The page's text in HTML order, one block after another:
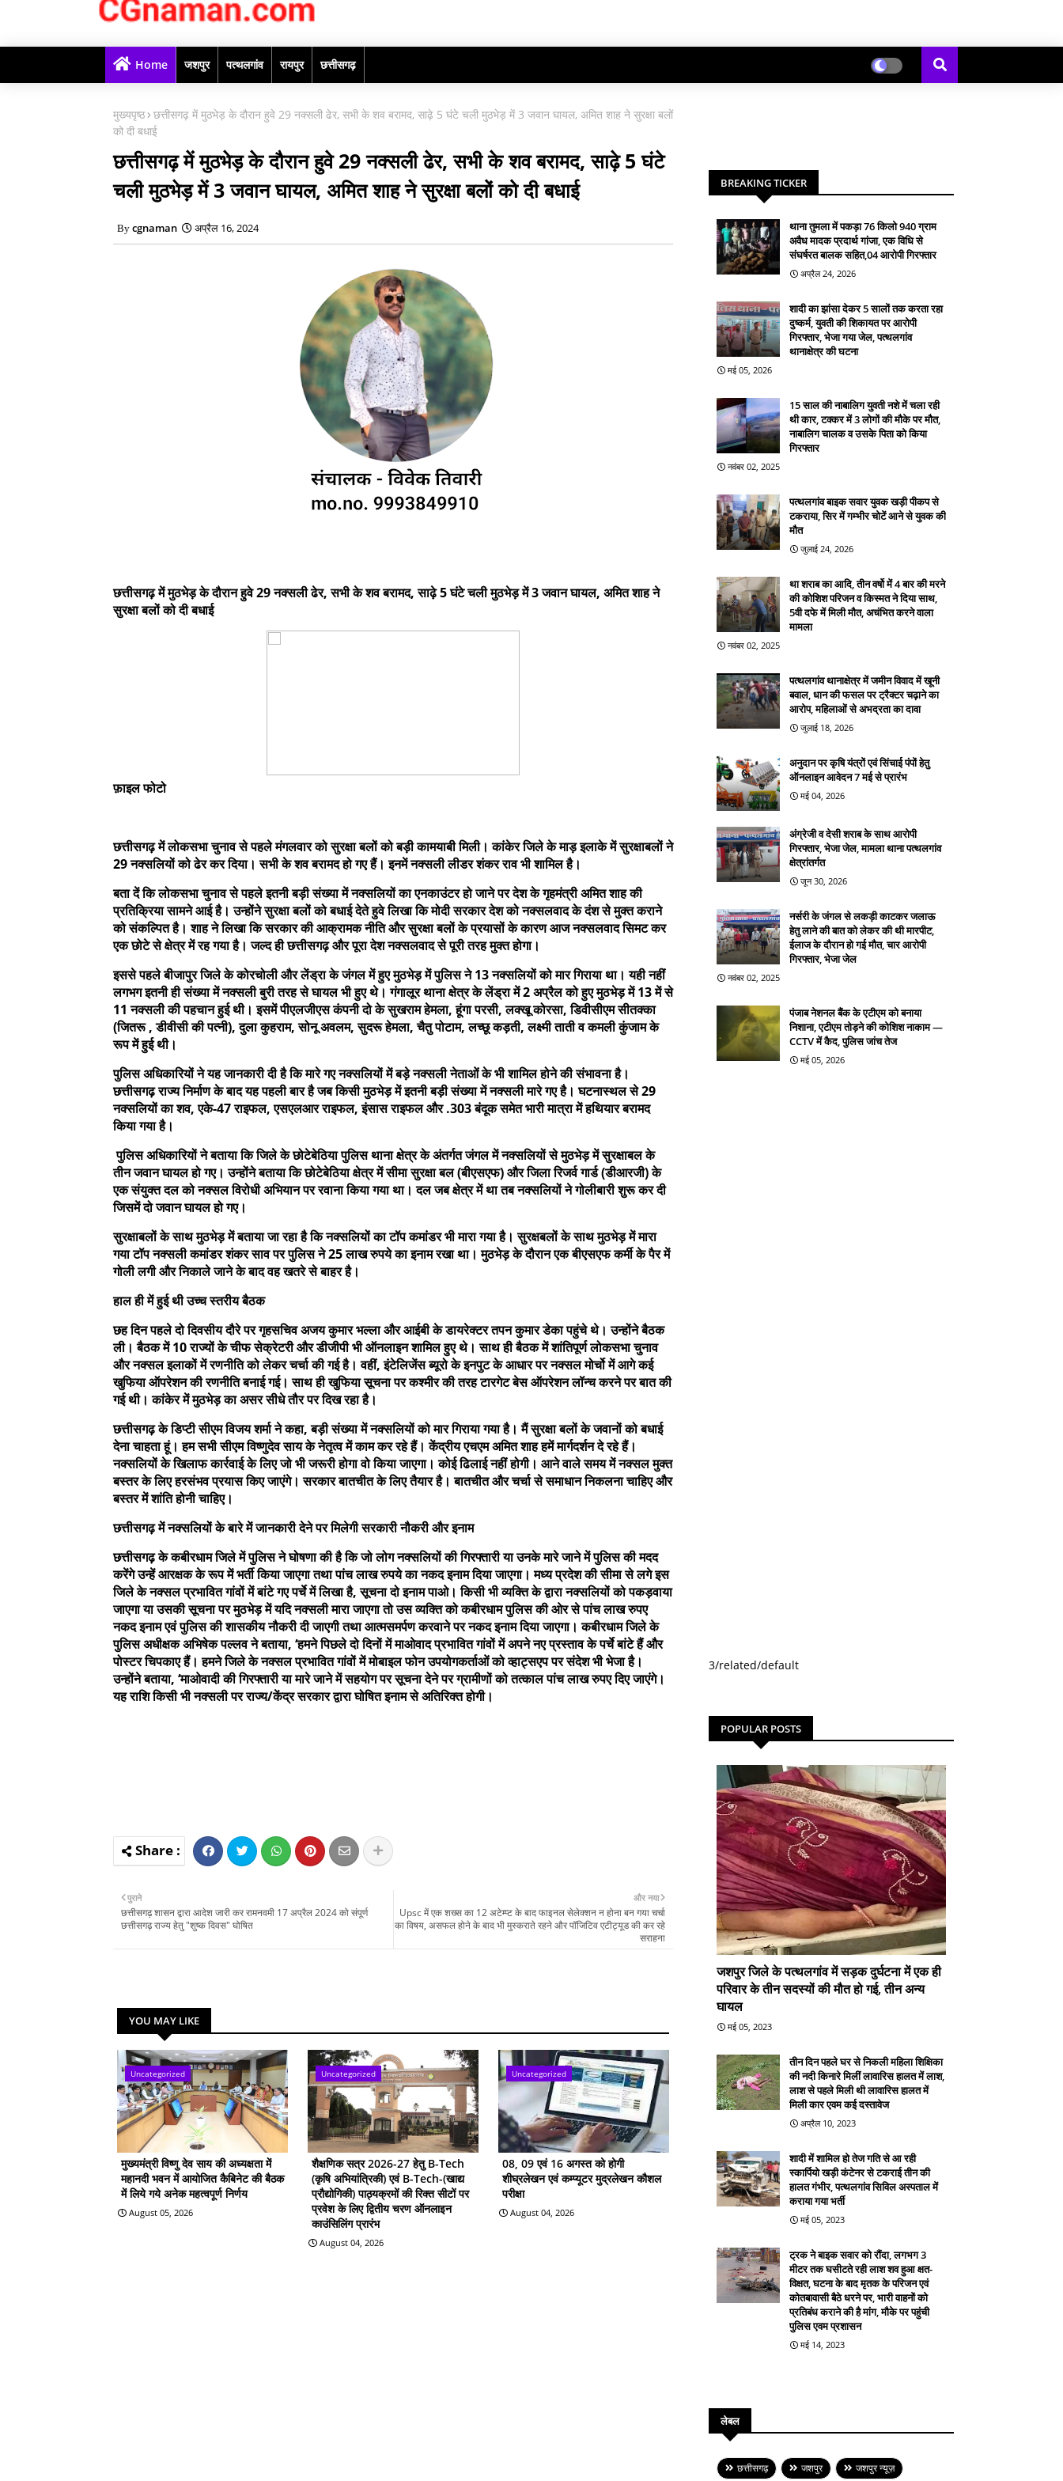
Home जशपुर पत्थलगांव रायपुर छत्तीसगढ़
मुख्यपृष्ठ छत्तीसगढ़ में मुठभेड़ के दौरान हुवे 29 नक्सली ढेर, सभी के शव बरामद, साढ़े 5 घंटे चली मुठभेड़ में 3 जवान घायल, अमित शाह ने सुरक्षा बलों
को दी बधाई
छत्तीसगढ़ में मुठभेड़ के दौरान हुवे 29 नक्सली ढेर, सभी के शव बरामद, साढ़े 5 घंटे
चली मुठभेड़ में 3 जवान घायल, अमित शाह ने सुरक्षा बलों को दी बधाई
cgnaman अप्रैल 16, 2024
छत्तीसगढ़ में मुठभेड़ के दौरान हुवे 29 नक्सली ढेर, सभी के शव बरामद, साढ़े 5 घंटे चली मुठभेड़ में 3 जवान घायल, अमित शाह ने
सुरक्षा बलों को दी बधाई
फ़ाइल फोटो
छत्तीसगढ़ में लोकसभा चुनाव से पहले मंगलवार को सुरक्षा बलों को बड़ी कामयाबी मिली। कांकेर जिले के माड़ इलाके में सुरक्षाबलों ने
29 नक्सलियों को ढेर कर दिया। सभी के शव बरामद हो गए हैं। इनमें नक्सली लीडर शंकर राव भी शामिल है।
बता दें कि लोकसभा चुनाव से पहले इतनी बड़ी संख्या में नक्सलियों का एनकाउंटर हो जाने पर देश के गृहमंत्री अमित शाह की
प्रतिक्रिया सामने आई है। उन्होंने सुरक्षा बलों को बधाई देते हुवे लिखा कि मोदी सरकार देश को नक्सलवाद के दंश से मुक्त कराने
को संकल्पित है। शाह ने लिखा कि सरकार की आक्रामक नीति और सुरक्षा बलों के प्रयासों के कारण आज नक्सलवाद सिमट कर
एक छोटे से क्षेत्र में रह गया है। जल्द ही छत्तीसगढ़ और पूरा देश नक्सलवाद से पूरी तरह मुक्त होगा।
इससे पहले बीजापुर जिले के कोरचोली और लेंड्रा के जंगल में हुए मुठभेड़ में पुलिस ने 13 नक्सलियों को मार गिराया था। यही नहीं
लगभग इतनी ही संख्या में नक्सली बुरी तरह से घायल भी हुए थे। गंगालूर थाना क्षेत्र के लेंड्रा में 2 अप्रैल को हुए मुठभेड़ में 13 में से
11 नक्सली की पहचान हुई थी। इसमें पीएलजीएस कंपनी दो के सुखराम हेमला, हूंगा परसी, लक्खू कोरसा, डिवीसीएम सीतक्का
(जितरू , डीवीसी की पत्नी), दुला कुहराम, सोनू अवलम, सुदरू हेमला, चैतु पोटाम, लच्छू कड़ती, लक्ष्मी ताती व कमली कुंजाम के
रूप में हुई थी।
पुलिस अधिकारियों ने यह जानकारी दी है कि मारे गए नक्सलियों में बड़े नक्सली नेताओं के भी शामिल होने की संभावना है।
छत्तीसगढ़ राज्य निर्माण के बाद यह पहली बार है जब किसी मुठभेड़ में इतनी बड़ी संख्या में नक्सली मारे गए है। घटनास्थल से 29
नक्सलियों का शव, एके-47 राइफल, एसएलआर राइफल, इंसास राइफल और .303 बंदूक समेत भारी मात्रा में हथियार बरामद
किया गया है।
पुलिस अधिकारियों ने बताया कि जिले के छोटेबेठिया पुलिस थाना क्षेत्र के अंतर्गत जंगल में नक्सलियों से मुठभेड़ में सुरक्षाबल के
तीन जवान घायल हो गए। उन्होंने बताया कि छोटेबेठिया क्षेत्र में सीमा सुरक्षा बल (बीएसएफ) और जिला रिजर्व गार्ड (डीआरजी) के
एक संयुक्त दल को नक्सल विरोधी अभियान पर रवाना किया गया था। दल जब क्षेत्र में था तब नक्सलियों ने गोलीबारी शुरू कर दी
जिसमें दो जवान घायल हो गए।
सुरक्षाबलों के साथ मुठभेड़ में बताया जा रहा है कि नक्सलियों का टॉप कमांडर भी मारा गया है। सुरक्षबलों के साथ मुठभेड़ में मारा
गया टॉप नक्सली कमांडर शंकर साव पर पुलिस ने 25 लाख रुपये का इनाम रखा था। मुठभेड़ के दौरान एक बीएसएफ कर्मी के पैर में
गोली लगी और निकाले जाने के बाद वह खतरे से बाहर है।
हाल ही में हुई थी उच्च स्तरीय बैठक
छह दिन पहले दो दिवसीय दौरे पर गृहसचिव अजय कुमार भल्ला और आईबी के डायरेक्टर तपन कुमार डेका पहुंचे थे। उन्होंने बैठक
ली। बैठक में 10 राज्यों के चीफ सेक्रेटरी और डीजीपी भी ऑनलाइन शामिल हुए थे। साथ ही बैठक में शांतिपूर्ण लोकसभा चुनाव
और नक्सल इलाकों में रणनीति को लेकर चर्चा की गई है। वहीं, इंटेलिजेंस ब्यूरो के इनपुट के आधार पर नक्सल मोर्चो में आगे कई
खुफिया ऑपरेशन की रणनीति बनाई गई। साथ ही खुफिया सूचना पर कश्मीर की तरह टारगेट बेस ऑपरेशन लॉन्च करने पर बात की
गई थी। कांकेर में मुठभेड़ का असर सीधे तौर पर दिख रहा है।
छत्तीसगढ़ के डिप्टी सीएम विजय शर्मा ने कहा, बड़ी संख्या में नक्सलियों को मार गिराया गया है। मैं सुरक्षा बलों के जवानों को बधाई
देना चाहता हूं। हम सभी सीएम विष्णुदेव साय के नेतृत्व में काम कर रहे हैं। केंद्रीय एचएम अमित शाह हमें मार्गदर्शन दे रहे हैं।
नक्सलियों के खिलाफ कार्रवाई के लिए जो भी जरूरी होगा वो किया जाएगा। कोई ढिलाई नहीं होगी। आने वाले समय में नक्सल मुक्त
बस्तर के लिए हरसंभव प्रयास किए जाएंगे। सरकार बातचीत के लिए तैयार है। बातचीत और चर्चा से समाधान निकलना चाहिए और
बस्तर में शांति होनी चाहिए।
छत्तीसगढ़ में नक्सलियों के बारे में जानकारी देने पर मिलेगी सरकारी नौकरी और इनाम
छत्तीसगढ़ के कबीरधाम जिले में पुलिस ने घोषणा की है कि जो लोग नक्सलियों की गिरफ्तारी या उनके मारे जाने में पुलिस की मदद
करेंगे उन्हें आरक्षक के रूप में भर्ती किया जाएगा तथा पांच लाख रुपये का नकद इनाम दिया जाएगा। मध्य प्रदेश की सीमा से लगे इस
जिले के नक्सल प्रभावित गांवों में बांटे गए पर्चे में लिखा है, सूचना दो इनाम पाओ। किसी भी व्यक्ति के द्वारा नक्सलियों को पकड़वाया
जाएगा या उसकी सूचना पर मुठभेड़ में यदि नक्सली मारा जाएगा तो उस व्यक्ति को कबीरधाम पुलिस की ओर से पांच लाख रुपए
नकद इनाम एवं पुलिस की शासकीय नौकरी दी जाएगी तथा आत्मसमर्पण करवाने पर नकद इनाम दिया जाएगा। कबीरधाम जिले के
पुलिस अधीक्षक अभिषेक पल्लव ने बताया, ‘हमने पिछले दो दिनों में माओवाद प्रभावित गांवों में अपने नए प्रस्ताव के पर्चे बांटे हैं और
पोस्टर चिपकाए हैं। हमने जिले के नक्सल प्रभावित गांवों में मोबाइल फोन उपयोगकर्ताओं को व्हाट्सएप पर संदेश भी भेजा है।
उन्होंने बताया, ‘माओवादी की गिरफ्तारी या मारे जाने में सहयोग पर सूचना देने पर ग्रामीणों को तत्काल पांच लाख रुपए दिए जाएंगे।
यह राशि किसी भी नक्सली पर राज्य/केंद्र सरकार द्वारा घोषित इनाम से अतिरिक्त होगी।
और नया
Upsc में एक शख्स का 12 अटेम्प्ट के बाद फाइनल सेलेक्शन न होना बन गया चर्चा
का विषय, असफल होने के बाद भी मुस्कराते रहने और पॉजिटिव एटीट्यूड की कर रहे
सराहना
पुराने
छत्तीसगढ़ शासन द्वारा आदेश जारी कर रामनवमी 17 अप्रैल 2024 को संपूर्ण
छत्तीसगढ़ राज्य हेतु "शुष्क दिवस" घोषित
YOU MAY LIKE
Uncategorized
मुख्यमंत्री विष्णु देव साय की अध्यक्षता में
महानदी भवन में आयोजित कैबिनेट की बैठक
में लिये गये अनेक महत्वपूर्ण निर्णय
August 05, 2026
Uncategorized
शैक्षणिक सत्र 2026-27 हेतु B-Tech
(कृषि अभियांत्रिकी) एवं B-Tech-(खाद्य
प्रौद्योगिकी) पाठ्यक्रमों की रिक्त सीटों पर
प्रवेश के लिए द्वितीय चरण ऑनलाइन
काउंसिलिंग प्रारंभ
August 04, 2026
Uncategorized
08, 09 एवं 16 अगस्त को होगी
शीघ्रलेखन एवं कम्प्यूटर मुद्रलेखन कौशल
परीक्षा
August 04, 2026
BREAKING TICKER
थाना तुमला में पकड़ा 76 किलो 940 ग्राम
अवैध मादक प्रदार्थ गांजा, एक विधि से
संघर्षरत बालक सहित,04 आरोपी गिरफ्तार
अप्रैल 24, 2026
शादी का झांसा देकर 5 सालों तक करता रहा
दुष्कर्म, युवती की शिकायत पर आरोपी
गिरफ्तार, भेजा गया जेल, पत्थलगांव
थानाक्षेत्र की घटना
मई 05, 2026
15 साल की नाबालिग युवती नशे में चला रही
थी कार, टक्कर में 3 लोगों की मौके पर मौत,
नाबालिग चालक व उसके पिता को किया
गिरफ्तार
नवंबर 02, 2025
पत्थलगांव बाइक सवार युवक खड़ी पीकप से
टकराया, सिर में गम्भीर चोटें आने से युवक की
मौत
जुलाई 24, 2026
था शराब का आदि, तीन वर्षो में 4 बार की मरने
की कोशिश परिजन व किस्मत ने दिया साथ,
5वी दफे में मिली मौत, अचंभित करने वाला
मामला
नवंबर 02, 2025
पत्थलगांव थानाक्षेत्र में जमीन विवाद में खूनी
बवाल, धान की फसल पर ट्रैक्टर चढ़ाने का
आरोप, महिलाओं से अभद्रता का दावा
जुलाई 18, 2026
अनुदान पर कृषि यंत्रों एवं सिंचाई पंपों हेतु
ऑनलाइन आवेदन 7 मई से प्रारंभ
मई 04, 2026
अंग्रेजी व देसी शराब के साथ आरोपी
गिरफ्तार, भेजा जेल, मामला थाना पत्थलगांव
क्षेत्रांतर्गत
जून 30, 2026
नर्सरी के जंगल से लकड़ी काटकर जलाऊ
हेतु लाने की बात को लेकर की थी मारपीट,
ईलाज के दौरान हो गई मौत, चार आरोपी
गिरफ्तार, भेजा जेल
नवंबर 02, 2025
पंजाब नेशनल बैंक के एटीएम को बनाया
निशाना, एटीएम तोड़ने की कोशिश नाकाम —
CCTV में कैद, पुलिस जांच तेज
मई 05, 2026
3/related/default
POPULAR POSTS
जशपुर जिले के पत्थलगांव में सड़क दुर्घटना में एक ही
परिवार के तीन सदस्यों की मौत हो गई, तीन अन्य
घायल
मई 05, 2023
तीन दिन पहले घर से निकली महिला शिक्षिका
की नदी किनारे मिलीं लावारिस हालत में लाश,
लाश से पहले मिली थी लावारिस हालत में
मिली कार एवम कई दस्तावेज
अप्रैल 10, 2023
शादी में शामिल हो तेज गति से आ रही
स्कार्पियो खड़ी कंटेनर से टकराई तीन की
हालत गंभीर, पत्थलगांव सिविल अस्पताल में
कराया गया भर्ती
मई 05, 2023
ट्रक ने बाइक सवार को रौंदा, लगभग 3
मीटर तक घसीटते रही लाश शव हुआ क्षत-
विक्षत, घटना के बाद मृतक के परिजन एवं
कोतबावासी बैठे धरने पर, भारी वाहनों को
प्रतिबंध कराने की है मांग, मौके पर पहुंची
पुलिस एवम प्रशासन
मई 14, 2023
लेबल
छत्तीसगढ़ जशपुर जशपुर न्यूज़